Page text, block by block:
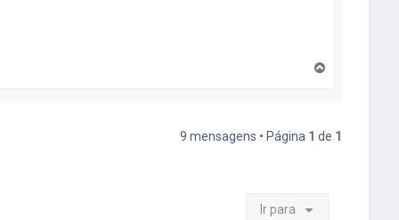
9 mensagens • Página 1 de 1
Ir para